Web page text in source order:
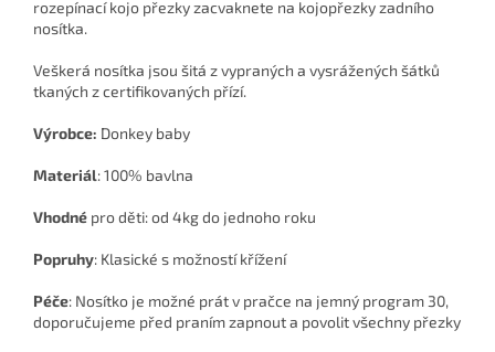
rozepínací kojo přezky zacvaknete na kojopřezky zadního
nosítka.
Veškerá nosítka jsou šitá z vypraných a vysrážených šátků
tkaných z certifikovaných přízí.
Výrobce: Donkey baby
Materiál: 100% bavlna
Vhodné pro děti: od 4kg do jednoho roku
Popruhy: Klasické s možností křížení
Péče: Nosítko je možné prát v pračce na jemný program 30,
doporučujeme před praním zapnout a povolit všechny přezky